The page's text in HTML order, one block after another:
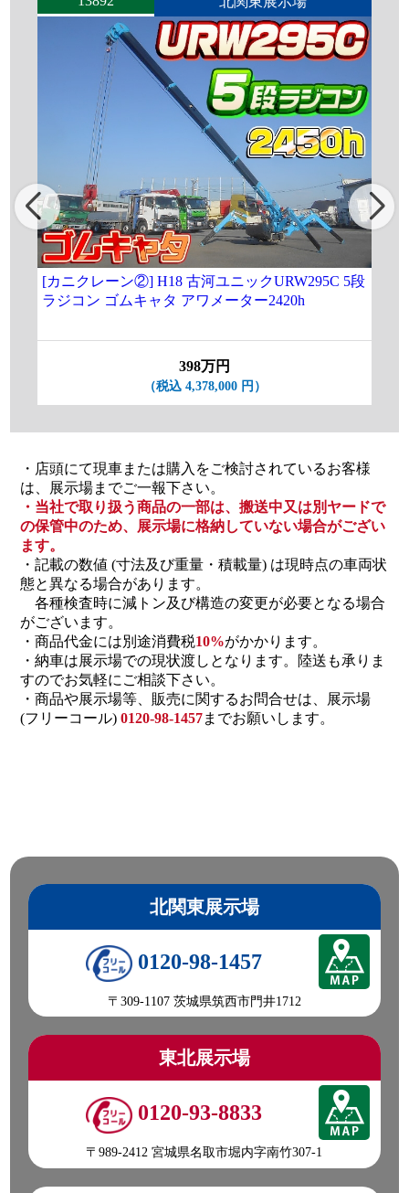
[カニクレーン②] H18 古河ユニックURW295C 5段
ラジコン ゴムキャタ アワメーター2420h
398万円
（税込 4,378,000 円）
・店頭にて現車または購入をご検討されているお客様
は、展示場までご一報下さい。
・当社で取り扱う商品の一部は、搬送中又は別ヤードで
の保管中のため、展示場に格納していない場合がござい
ます。
・記載の数値 (寸法及び重量・積載量) は現時点の車両状
態と異なる場合があります。
各種検査時に減トン及び構造の変更が必要となる場合
がございます。
・商品代金には別途消費税10%がかかります。
・納車は展示場での現状渡しとなります。陸送も承りま
すのでお気軽にご相談下さい。
・商品や展示場等、販売に関するお問合せは、展示場
(フリーコール) 0120-98-1457までお願いします。
北関東展示場
0120-98-1457
〒309-1107 茨城県筑西市門井1712
東北展示場
0120-93-8833
〒989-2412 宮城県名取市堀内字南竹307-1